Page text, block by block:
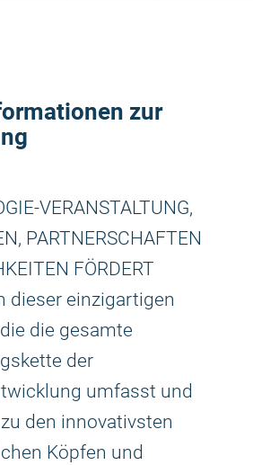
zur
VERANSTALTUNG,
PARTNERSCHAFTEN
FÖRDERT
dieser einzigartigen
die gesamte
der
umfasst und
den innovativsten
Köpfen und